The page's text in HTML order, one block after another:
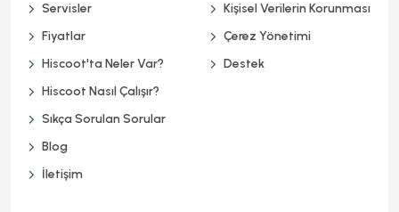
Servisler
Fiyatlar
Hiscoot'ta Neler Var?
Hiscoot Nasıl Çalışır?
Sıkça Sorulan Sorular
Blog
İletişim
Kişisel Verilerin Korunması
Çerez Yönetimi
Destek